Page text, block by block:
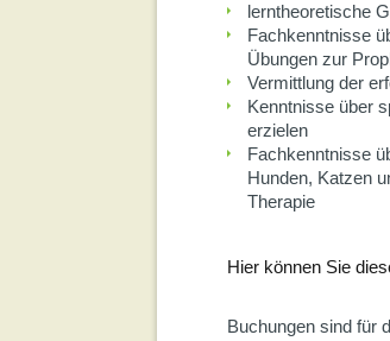
lerntheoretische
Fachkenntnisse
Übungen zur
Vermittlung der
Kenntnisse über
erzielen
Fachkenntnisse
Hunden, Katzen
Therapie
Hier können Sie
Buchungen sind für